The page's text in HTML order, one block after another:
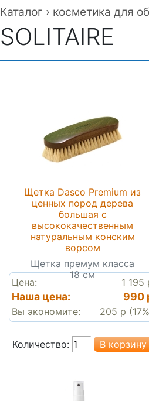
Каталог › косметика для
SOLITAIRE
Щетка Dasco Premium из
ценных пород дерева
большая с
высококачественным
натуральным конским
ворсом
Щетка премум класса
18 см
Цена: 1 195
Наша цена: 990
Вы экономите: 205 р
Количество: